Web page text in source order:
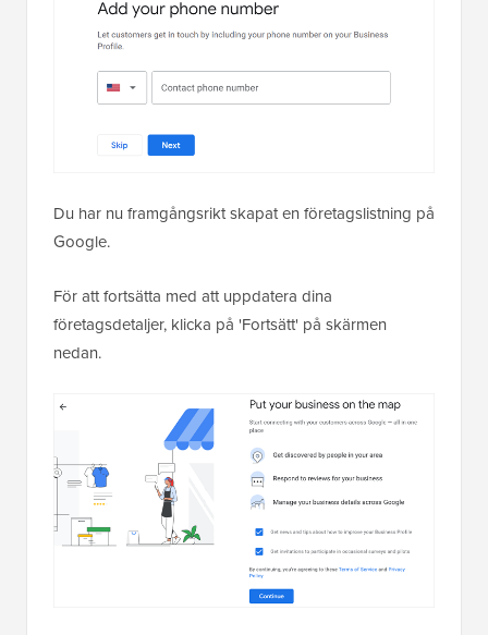
Du har nu framgångsrikt skapat en företagslistning på
Google.
För att fortsätta med att uppdatera dina
företagsdetaljer, klicka på 'Fortsätt' på skärmen
nedan.